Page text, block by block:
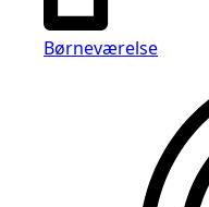
Børneværelse